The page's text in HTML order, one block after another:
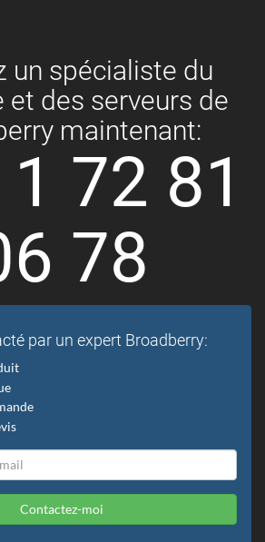
un spécialiste du
et des serveurs de
maintenant:
72 81
78
par un expert Broadberry:
Contactez-moi